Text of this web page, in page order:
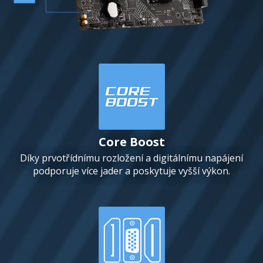
Core Boost
Díky prvotřídnímu rozložení a digitálnímu napájení
podporuje více jader a poskytuje vyšší výkon.